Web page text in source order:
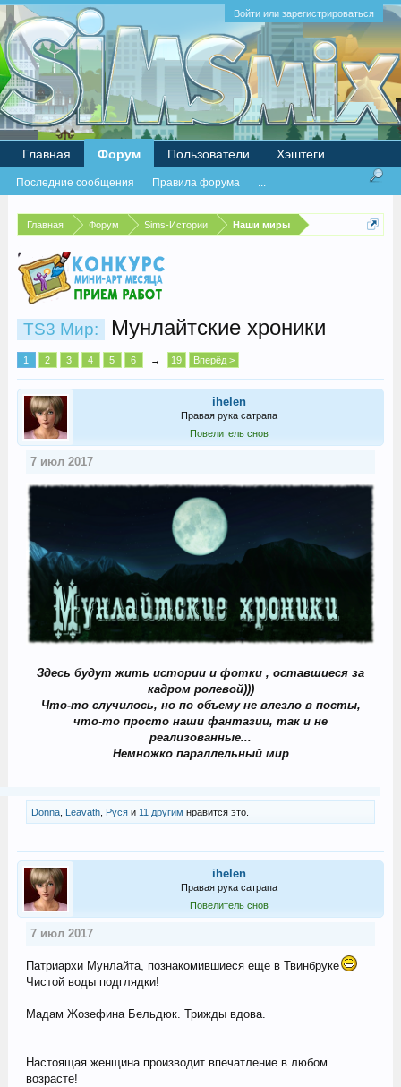
Войти или зарегистрироваться
Главная Форум Sims-Истории Наши миры
TS3 Мир: Мунлайтские хроники
1 2 3 4 5 6 → 19 Вперёд >
ihelen
Правая рука сатрапа
Повелитель снов
7 июл 2017
Здесь будут жить истории и фотки , оставшиеся за
кадром ролевой)))
Что-то случилось, но по объему не влезло в посты,
что-то просто наши фантазии, так и не
реализованные...
Немножко параллельный мир
Donna, Leavath, Русяи 11 другим нравится это.
ihelen
Правая рука сатрапа
Повелитель снов
7 июл 2017
Патриархи Мунлайта, познакомившиеся еще в Твинбруке
Чистой воды подглядки!
Мадам Жозефина Бельдюк. Трижды вдова.
Настоящая женщина производит впечатление в любом
возрасте!
Главная Форум
Последние сообщения Правила форума ...
Пользователи Хэштеги